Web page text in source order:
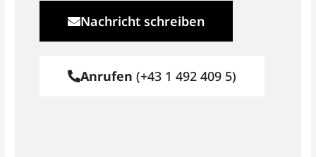
Nachricht schreiben
Anrufen (+43 1 492 409 5)